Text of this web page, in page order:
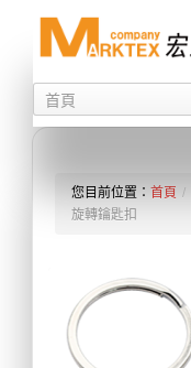
您目前位置：首頁 /
旋轉鑰匙扣